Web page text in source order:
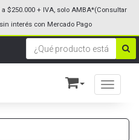
Toggle
$250.000 + IVA, solo AMBA*(Consultar
interés con Mercado Pago